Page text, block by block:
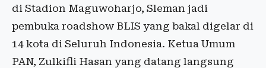
di Stadion Maguwoharjo, Sleman jadi
pembuka roadshow BLIS yang bakal digelar di
14 kota di Seluruh Indonesia. Ketua Umum
PAN, Zulkifli Hasan yang datang langsung